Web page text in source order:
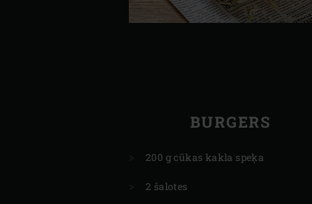
BURGERS
200 g cūkas kakla speķa
2 šalotes